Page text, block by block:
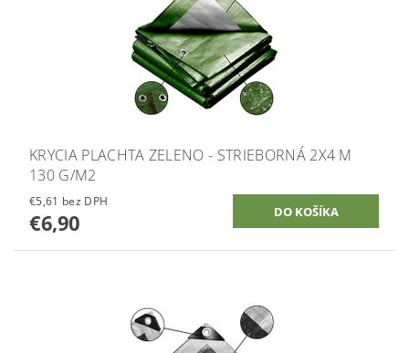
KRYCIA PLACHTA ZELENO - STRIEBORNÁ 2X4 M
130 G/M2
€5,61 bez DPH
€6,90